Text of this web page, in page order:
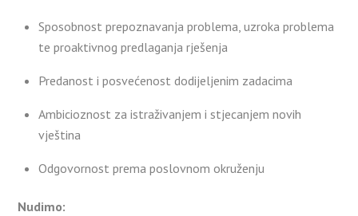
Sposobnost prepoznavanja problema, uzroka problema
te proaktivnog predlaganja rješenja
Predanost i posvećenost dodijeljenim zadacima
Ambicioznost za istraživanjem i stjecanjem novih
vještina
Odgovornost prema poslovnom okruženju
Nudimo: